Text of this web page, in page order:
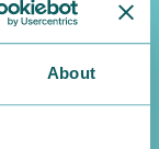
About